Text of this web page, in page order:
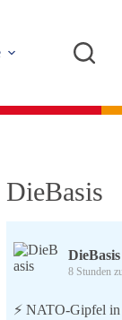
DieBasis
DieBasis
8 Stunden
⚡️ NATO-Gipfel